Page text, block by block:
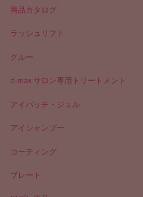
商品カタログ
ラッシュリフト
グルー
d-max サロン専用トリートメント
アイパッチ・ジェル
アイシャンプー
コーティング
プレート